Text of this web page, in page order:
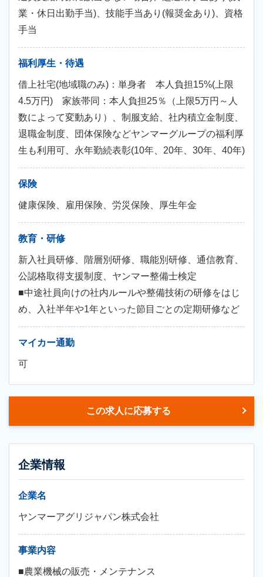
業・休日出勤手当)、技能手当あり(報奨金あり)、資格
手当
福利厚生・待遇
借上社宅(地域職のみ)：単身者 本人負担15%(上限
4.5万円) 家族帯同：本人負担25％（上限5万円～人
数によって変動あり）、制服支給、社内積立金制度、
退職金制度、団体保険などヤンマーグループの福利厚
生も利用可、永年勤続表彰(10年、20年、30年、40年)
保険
健康保険、雇用保険、労災保険、厚生年金
教育・研修
新入社員研修、階層別研修、職能別研修、通信教育、
公認格取得支援制度、ヤンマー整備士検定
■中途社員向けの社内ルールや整備技術の研修をはじ
め、入社半年や1年といった節目ごとの定期研修など
マイカー通勤
可
この求人に応募する
企業情報
企業名
ヤンマーアグリジャパン株式会社
事業内容
■農業機械の販売・メンテナンス